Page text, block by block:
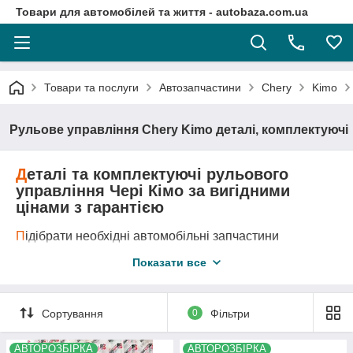
Товари для автомобілей та життя - autobaza.com.ua
Товари та послуги Автозапчастини Chery Kimo
Рульове управління Chery Kimo деталі, комплектуючі
Деталі та комплектуючі рульового
управління Чері Кімо за вигідними
цінами з гарантією
Підібрати необхідні автомобільні запчастини
запчастин дуже просто.
логістичними компаніями.
Авторозборка Chery A1 - це оригінальні запчастини за
Показати все
Сортування 0 Фільтри
АВТОРОЗБІРКА АВТОРОЗБІРКА